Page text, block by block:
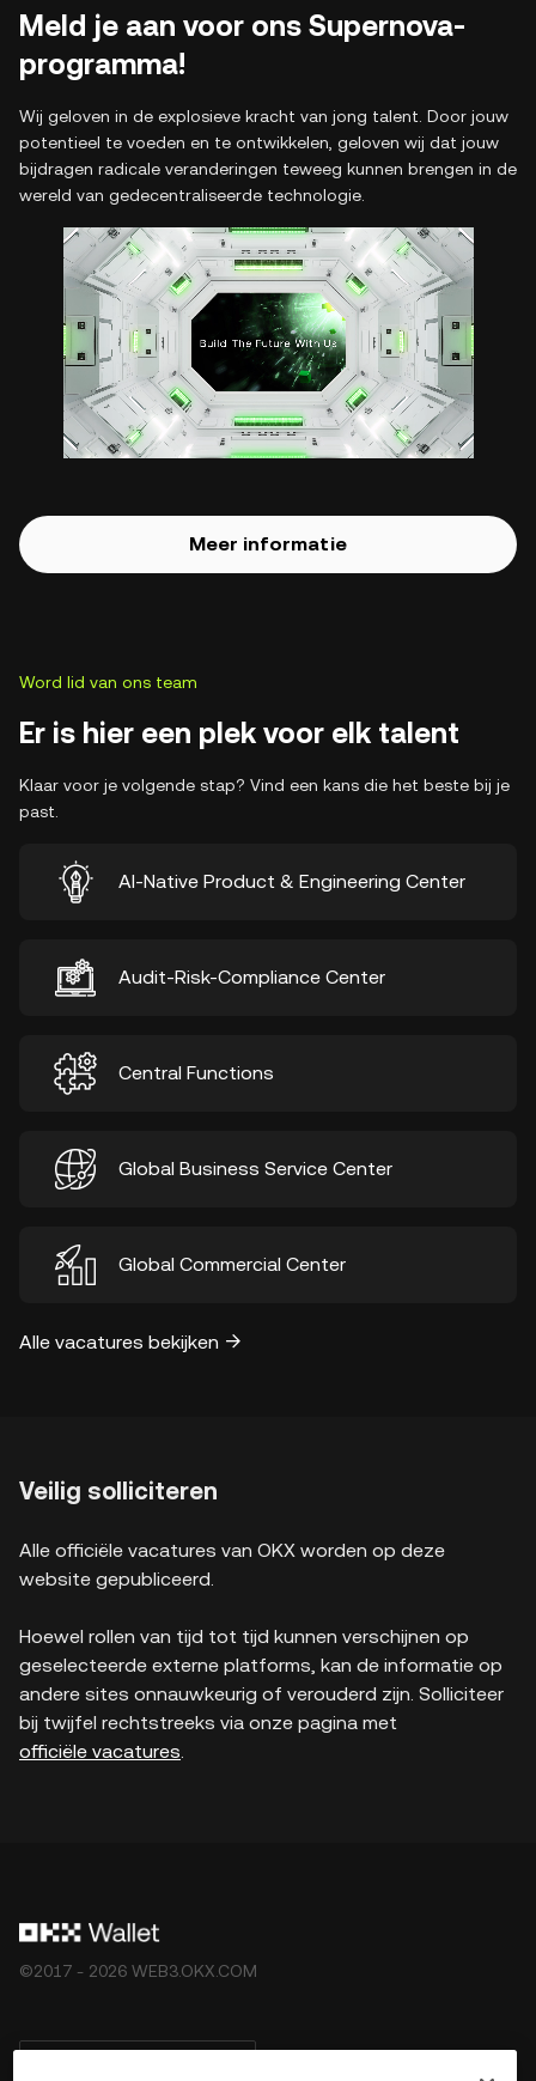
Meld je aan voor ons Supernova-
programma!
Wij geloven in de explosieve kracht van jong talent. Door jouw
potentieel te voeden en te ontwikkelen, geloven wij dat jouw
bijdragen radicale veranderingen teweeg kunnen brengen in de
wereld van gedecentraliseerde technologie.
Meer informatie
Word lid van ons team
Er is hier een plek voor elk talent
Klaar voor je volgende stap? Vind een kans die het beste bij je
past.
AI-Native Product & Engineering Center
Audit-Risk-Compliance Center
Central Functions
Global Business Service Center
Global Commercial Center
Alle vacatures bekijken
Veilig solliciteren
Alle officiële vacatures van OKX worden op deze
website gepubliceerd.
Hoewel rollen van tijd tot tijd kunnen verschijnen op
geselecteerde externe platforms, kan de informatie op
andere sites onnauwkeurig of verouderd zijn. Solliciteer
bij twijfel rechtstreeks via onze pagina met
officiële vacatures.
©2017 - 2026 WEB3.OKX.COM